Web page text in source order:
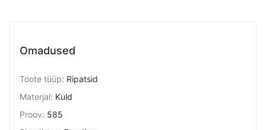
Omadused
Toote tüüp: Ripatsid
Materjal: Kuld
Proov: 585